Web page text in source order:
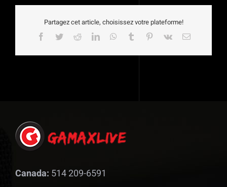
Partagez cet article, choisissez votre plateforme!
Facebook
TwitterRedditLinkedInWhatsApp
Tumblr Pinterest
Vk Email
Canada: 514 209-6591